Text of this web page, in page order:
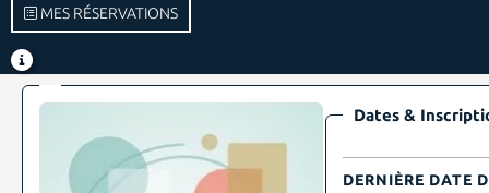
MES RÉSERVATIONS
Dates &
DERNIÈRE DATE